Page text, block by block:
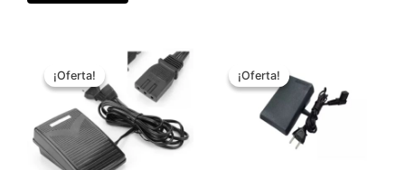
¡Oferta!
¡Oferta!
precio
original
era:
$29.990.
precio
actual
es:
$22.990.
¡Oferta!
¡Oferta!
precio
original
era:
$29.990.
actual
es:
$22.990.